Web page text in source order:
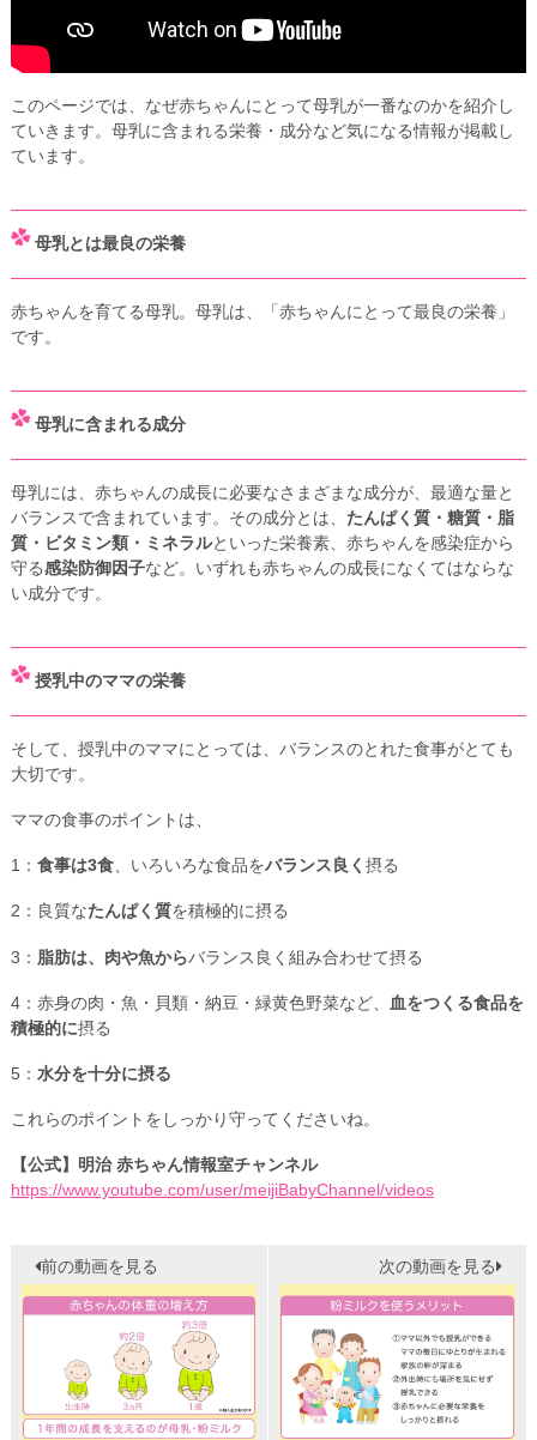
このページでは、なぜ赤ちゃんにとって母乳が一番なのかを紹介し
ていきます。母乳に含まれる栄養・成分など気になる情報が掲載し
ています。
母乳とは最良の栄養
赤ちゃんを育てる母乳。母乳は、「赤ちゃんにとって最良の栄養」
です。
母乳に含まれる成分
母乳には、赤ちゃんの成長に必要なさまざまな成分が、最適な量と
バランスで含まれています。その成分とは、 たんぱく質・糖質・脂
質・ビタミン類・ミネラルといった栄養素、赤ちゃんを感染症から
守る感染防御因子など。いずれも赤ちゃんの成長になくてはならな
い成分です。
授乳中のママの栄養
そして、授乳中のママにとっては、バランスのとれた食事がとても
大切です。
ママの食事のポイントは、
1： 食事は3食、いろいろな食品をバランス良く 摂る
2：良質なたんぱく質を積極的に摂る
3： 脂肪は、肉や魚からバランス良く組み合わせて摂る
4：赤身の肉・魚・貝類・納豆・緑黄色野菜など、
血をつくる食品を
積極的に摂る
5： 水分を十分に摂る
これらのポイントをしっかり守ってくださいね。
【公式】明治 赤ちゃん情報室チャンネル
https://www.youtube.com/user/meijiBabyChannel/videos
前の動画を見る 次の動画を見る